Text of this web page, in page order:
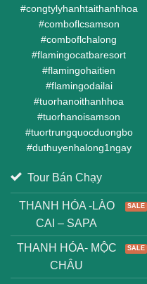
#congtylyhanhtaithanhhoa
#comboflcsamson
#comboflchalong
#flamingocatbaresort
#flamingohaitien
#flamingodailai
#tuorhanoithanhhoa
#tuorhanoisamson
#tuortrungquocduongbo
#duthuyenhalong1ngay
Tour Bán Chạy
THANH HÓA -LÀO
CAI – SAPA
THANH HÓA- MỘC
CHÂU